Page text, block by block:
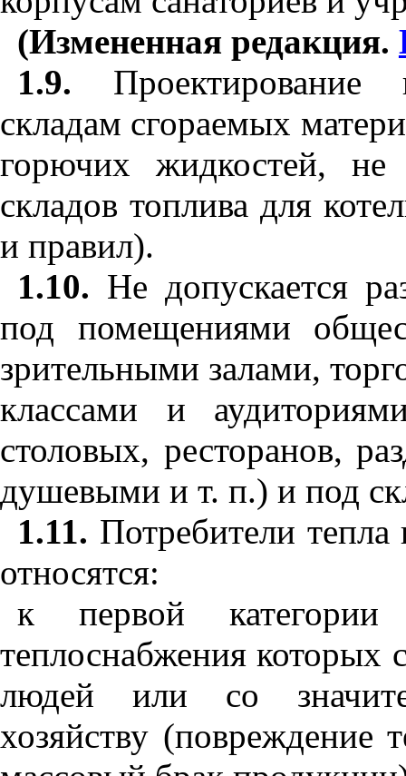
(Измененная редакция.
1.9. Проектирование
складам сгораемых
горючих жидкостей, не
складов топлива для
и правил).
1.10. Не допускается
под помещениями
зрительными залами,
классами и
столовых, ресторанов,
душевыми и т. п.) и под
1.11. Потребители
относятся:
к первой
теплоснабжения которых
людей или со
хозяйству (повреждение